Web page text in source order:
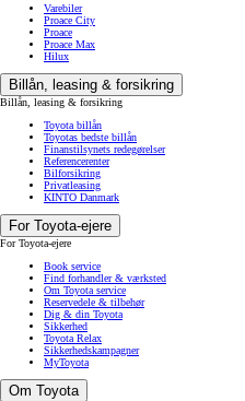
Varebiler
Proace City
Proace
Proace Max
Hilux
Billån, leasing & forsikring
Billån, leasing & forsikring
Toyota billån
Toyotas bedste billån
Finanstilsynets redegørelser
Referencerenter
Bilforsikring
Privatleasing
KINTO Danmark
For Toyota-ejere
For Toyota-ejere
Book service
Find forhandler & værksted
Om Toyota service
Reservedele & tilbehør
Dig & din Toyota
Sikkerhed
Toyota Relax
Sikkerhedskampagner
MyToyota
Om Toyota